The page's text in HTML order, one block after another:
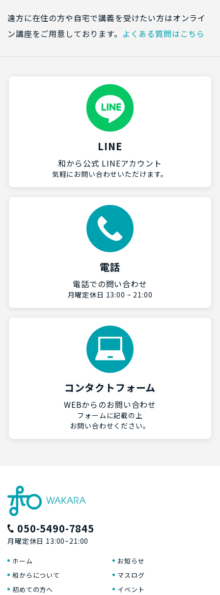
遠方に在住の方や自宅で講義を受けたい方はオンライ
ン講座をご用意しております。 よくある質問はこちら
LINE
和から公式 LINEアカウント
気軽にお問い合わせいただけます。
電話
電話での問い合わせ
月曜定休日 13:00 ~ 21:00
コンタクトフォーム
WEBからのお問い合わせ
フォームに記載の上
お問い合わせください。
050-5490-7845
月曜定休日 13:00~21:00
ホーム
和からについて
初めての方へ
お知らせ
マスログ
イベント